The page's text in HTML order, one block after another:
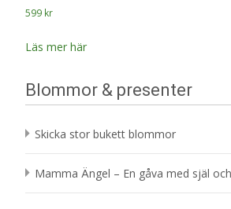
599 kr
Läs mer här
Blommor & presenter
Skicka stor bukett blommor
Mamma Ängel – En gåva med själ